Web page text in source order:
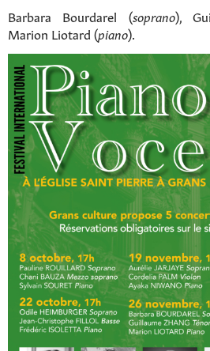
Barbara Bourdarel (soprano),
Marion Liotard (piano).